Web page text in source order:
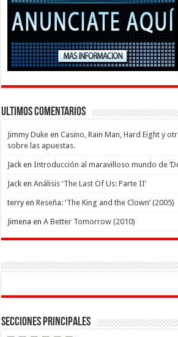
Ultimos Comentarios
Jimmy Duke enCasino, Rain Man, Hard Eight y
sobre las apuestas.
Jack enIntroducción al maravilloso mundo de
Jack enAnálisis ‘The Last Of Us: Parte II’
terryenReseña: ‘The King and the Clown’ (2005)
Jimena enA Better Tomorrow (2010)
Secciones Principales